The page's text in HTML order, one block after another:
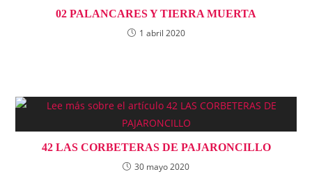
02 PALANCARES Y TIERRA MUERTA
1 abril 2020
42 LAS CORBETERAS DE PAJARONCILLO
30 mayo 2020